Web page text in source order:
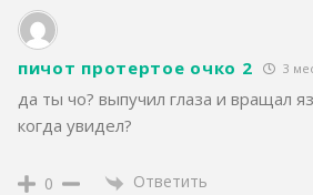
пичот протертое очко 2 3
да ты чо? выпучил глаза и вращал
когда увидел?
0 Ответить